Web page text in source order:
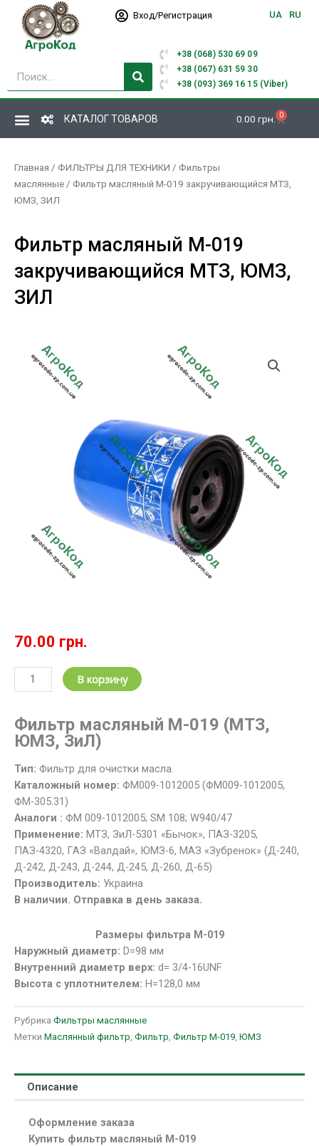
Перейти
содержимому
Вход/Регистрация UA RU
Поиск
+38 (068) 530 69 09
+38 (067) 631 59 30
+38 (093) 369 16 15 (Viber)
КАТАЛОГ ТОВАРОВ 0.00 грн. 0
Корзина
Главная / ФИЛЬТРЫ ДЛЯ ТЕХНИКИ / Фильтры
маслянные / Фильтр масляный М-019 закручивающийся МТЗ,
ЮМЗ, ЗИЛ
Фильтр масляный М-019
закручивающийся МТЗ, ЮМЗ,
ЗИЛ
70.00 грн.
Количество
товара
масляный
М-019
МТЗ,
ЮМЗ,
ЗИЛ
В корзину
Фильтр масляный М-019 (МТЗ,
ЮМЗ, ЗиЛ)
Тип: Фильтр для очистки масла.
Каталожный номер: ФМ009-1012005 (ФМ009-1012005,
ФМ-305.31)
Аналоги : ФМ 009-1012005; SM 108; W940/47
Применение: МТЗ, ЗиЛ-5301 «Бычок», ПАЗ-3205,
ПАЗ-4320, ГАЗ «Валдай», ЮМЗ-6, МАЗ «Зубренок» (Д-240,
Д-242, Д-243, Д-244, Д-245, Д-260, Д-65)
Производитель: Украина
В наличии. Отправка в день заказа.
Размеры фильтра М-019
Наружный диаметр: D=98 мм
Внутренний диаметр верх: d= 3/4-16UNF
Высота с уплотнителем: H=128,0 мм
Рубрика Фильтры маслянные
Метки Маслянный фильтр Фильтр Фильтр М-019 ЮМЗ
Описание
Оформление заказа
Купить фильтр масляный М-019